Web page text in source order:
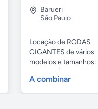
Barueri
São Paulo
Locação de RODAS
GIGANTES de vários
modelos e tamanhos:
4,80mts (infantil), 6,...
A combinar